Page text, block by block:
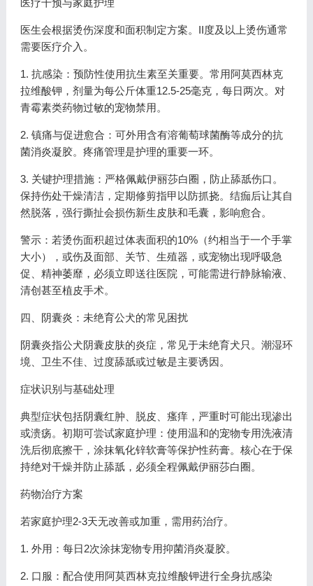
医疗干预与家庭护理
医生会根据烫伤深度和面积制定方案。II度及以上烫伤通常
需要医疗介入。
1. 抗感染：预防性使用抗生素至关重要。常用阿莫西林克
拉维酸钾，剂量为每公斤体重12.5-25毫克，每日两次。对
青霉素类药物过敏的宠物禁用。
2. 镇痛与促进愈合：可外用含有溶葡萄球菌酶等成分的抗
菌消炎凝胶。疼痛管理是护理的重要一环。
3. 关键护理措施：严格佩戴伊丽莎白圈，防止舔舐伤口。
保持伤处干燥清洁，定期修剪指甲以防抓挠。结痂后让其自
然脱落，强行撕扯会损伤新生皮肤和毛囊，影响愈合。
警示：若烫伤面积超过体表面积的10%（约相当于一个手掌
大小），或伤及面部、关节、生殖器，或宠物出现呼吸急
促、精神萎靡，必须立即送往医院，可能需进行静脉输液、
清创甚至植皮手术。
四、阴囊炎：未绝育公犬的常见困扰
阴囊炎指公犬阴囊皮肤的炎症，常见于未绝育犬只。潮湿环
境、卫生不佳、过度舔舐或过敏是主要诱因。
症状识别与基础处理
典型症状包括阴囊红肿、脱皮、瘙痒，严重时可能出现渗出
或溃疡。初期可尝试家庭护理：使用温和的宠物专用洗液清
洗后彻底擦干，涂抹氧化锌软膏等保护性药膏。核心在于保
持绝对干燥并防止舔舐，必须全程佩戴伊丽莎白圈。
药物治疗方案
若家庭护理2-3天无改善或加重，需用药治疗。
1. 外用：每日2次涂抹宠物专用抑菌消炎凝胶。
2. 口服：配合使用阿莫西林克拉维酸钾进行全身抗感染